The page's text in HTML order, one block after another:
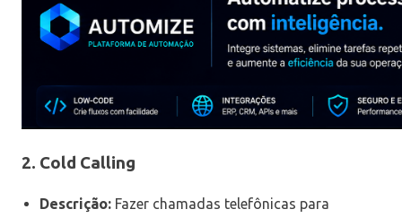
2. Cold Calling
Descrição: Fazer chamadas telefônicas para